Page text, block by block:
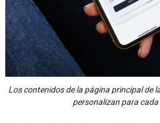
Los contenidos de la página principal de
personalizan para